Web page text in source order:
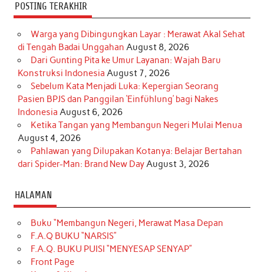
POSTING TERAKHIR
Warga yang Dibingungkan Layar : Merawat Akal Sehat
di Tengah Badai Unggahan August 8, 2026
Dari Gunting Pita ke Umur Layanan: Wajah Baru
Konstruksi Indonesia August 7, 2026
Sebelum Kata Menjadi Luka: Kepergian Seorang
Pasien BPJS dan Panggilan ‘Einfühlung’ bagi Nakes
Indonesia August 6, 2026
Ketika Tangan yang Membangun Negeri Mulai Menua
August 4, 2026
Pahlawan yang Dilupakan Kotanya: Belajar Bertahan
dari Spider-Man: Brand New DayAugust 3, 2026
HALAMAN
Buku “Membangun Negeri, Merawat Masa Depan
F.A.Q BUKU “NARSIS”
F.A.Q. BUKU PUISI “MENYESAP SENYAP”
Front Page